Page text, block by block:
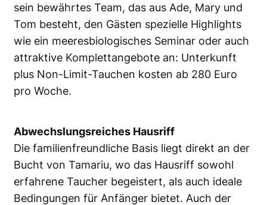
sein bewährtes Team, das aus Ade, Mary und
Tom besteht, den Gästen spezielle Highlights
wie ein meeresbiologisches Seminar oder auch
attraktive Komplettangebote an: Unterkunft
plus Non-Limit-Tauchen kosten ab 280 Euro
pro Woche.
Abwechslungsreiches Hausriff
Die familienfreundliche Basis liegt direkt an der
Bucht von Tamariu, wo das Hausriff sowohl
erfahrene Taucher begeistert, als auch ideale
Bedingungen für Anfänger bietet. Auch der